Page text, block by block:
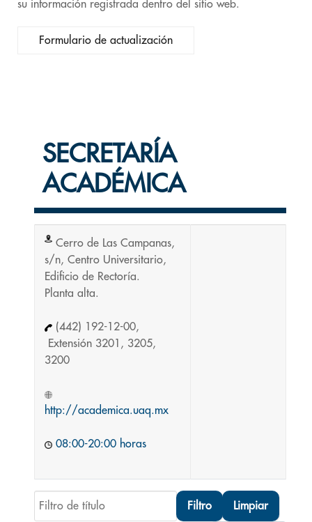
su información registrada dentro del sitio web.
Formulario de actualización
SECRETARÍA
ACADÉMICA
Cerro de Las Campanas,
s/n, Centro Universitario,
Edificio de Rectoría.
Planta alta.
(442) 192-12-00,
Extensión 3201, 3205,
3200
http://academica.uaq.mx
08:00-20:00 horas
Filtro de título
Filtro Limpiar